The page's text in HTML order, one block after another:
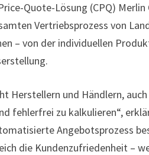
Quote-Lösung (CPQ)
Vertriebsprozess von
– von der individuellen
Herstellern und Händlern,
fehlerfrei zu kalkulieren“,
Angebotsprozess
die Kundenzufriedenheit –